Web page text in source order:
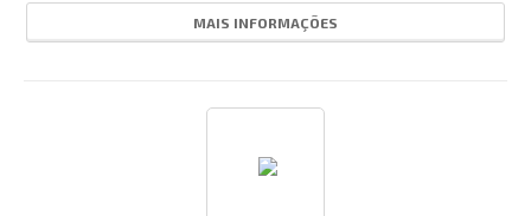
MAIS INFORMAÇÕES